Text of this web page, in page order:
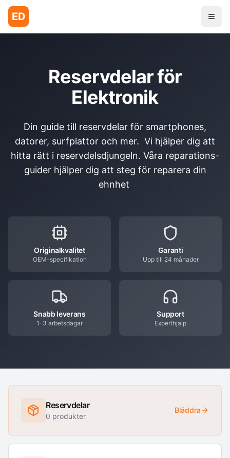
ED
Reservdelar för
Elektronik
Din guide till reservdelar för smartphones,
datorer, surfplattor och mer. Vi hjälper dig att
hitta rätt i reservdelsdjungeln. Våra reparations-
guider hjälper dig att steg för reparera din
ehnhet
Originalkvalitet
OEM-specifikation
Garanti
Upp till 24 månader
Snabb leverans
1-3 arbetsdagar
Support
Experthjälp
Reservdelar
0 produkter
Bläddra